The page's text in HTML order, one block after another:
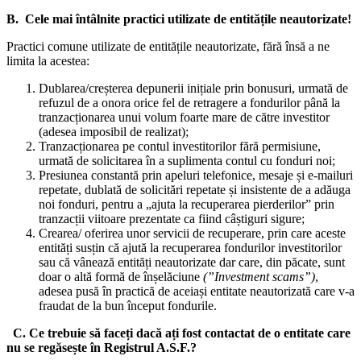
B. Cele mai întâlnite practici utilizate de entitățile neautorizate!
Practici comune utilizate de entitățile neautorizate, fără însă a ne
limita la acestea:
Dublarea/creșterea depunerii inițiale prin bonusuri, urmată de
refuzul de a onora orice fel de retragere a fondurilor până la
tranzacționarea unui volum foarte mare de către investitor
(adesea imposibil de realizat);
Tranzacționarea pe contul investitorilor fără permisiune,
urmată de solicitarea în a suplimenta contul cu fonduri noi;
Presiunea constantă prin apeluri telefonice, mesaje și e-mailuri
repetate, dublată de solicitări repetate și insistente de a adăuga
noi fonduri, pentru a „ajuta la recuperarea pierderilor” prin
tranzacții viitoare prezentate ca fiind câștiguri sigure;
Crearea/ oferirea unor servicii de recuperare, prin care aceste
entități susțin că ajută la recuperarea fondurilor investitorilor
sau că vânează entități neautorizate dar care, din păcate, sunt
doar o altă formă de înșelăciune (”Investment scams”),
adesea pusă în practică de aceiași entitate neautorizată care v-a
fraudat de la bun început fondurile.
C. Ce trebuie să faceți dacă ați fost contactat de o entitate care
nu se regăsește în Registrul A.S.F.?